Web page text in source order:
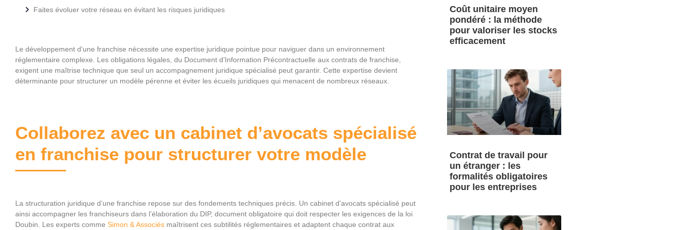
Faites évoluer votre réseau en évitant les risques juridiques
Le développement d’une franchise nécessite une expertise juridique pointue pour naviguer dans un environnement
réglementaire complexe. Les obligations légales, du Document d’Information Précontractuelle aux contrats de franchise,
exigent une maîtrise technique que seul un accompagnement juridique spécialisé peut garantir. Cette expertise devient
déterminante pour structurer un modèle pérenne et éviter les écueils juridiques qui menacent de nombreux réseaux.
Collaborez avec un cabinet d’avocats spécialisé
en franchise pour structurer votre modèle
La structuration juridique d’une franchise repose sur des fondements techniques précis. Un cabinet d’avocats spécialisé peut
ainsi accompagner les franchiseurs dans l’élaboration du DIP, document obligatoire qui doit respecter les exigences de la loi
Doubin. Les experts comme Simon & Associés maîtrisent ces subtilités réglementaires et adaptent chaque contrat aux
Coût unitaire moyen
pondéré : la méthode
pour valoriser les stocks
efficacement
Contrat de travail pour
un étranger : les
formalités obligatoires
pour les entreprises